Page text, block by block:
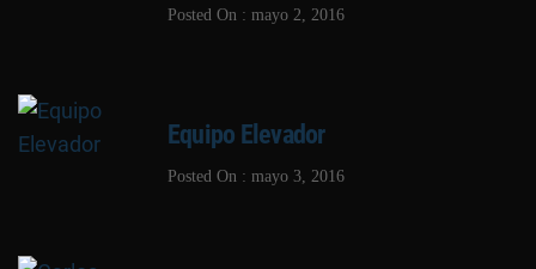
Posted On : mayo 2, 2016
Equipo Elevador
Posted On : mayo 3, 2016